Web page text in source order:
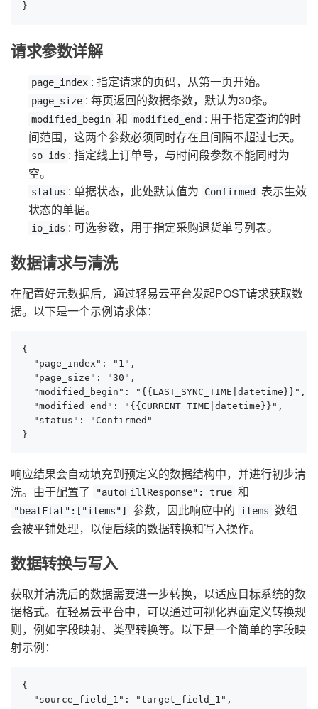
}
请求参数详解
page_index : 指定请求的页码，从第一页开始。
page_size : 每页返回的数据条数，默认为30条。
modified_begin 和 modified_end : 用于指定查询的时
间范围，这两个参数必须同时存在且间隔不超过七天。
so_ids : 指定线上订单号，与时间段参数不能同时为
空。
status : 单据状态，此处默认值为 Confirmed
表示生效
状态的单据。
io_ids : 可选参数，用于指定采购退货单号列表。
数据请求与清洗
在配置好元数据后，通过轻易云平台发起POST请求获取数
据。以下是一个示例请求体：
{
  "page_index": "1",
  "page_size": "30",
  "modified_begin": "{{LAST_SYNC_TIME|datetime}}",
  "modified_end": "{{CURRENT_TIME|datetime}}",
  "status": "Confirmed"
}
响应结果会自动填充到预定义的数据结构中，并进行初步清
洗。由于配置了
"autoFillResponse": true 和
"beatFlat":["items"] 参数，因此响应中的 items 数组
会被平铺处理，以便后续的数据转换和写入操作。
数据转换与写入
获取并清洗后的数据需要进一步转换，以适应目标系统的数
据格式。在轻易云平台中，可以通过可视化界面定义转换规
则，例如字段映射、类型转换等。以下是一个简单的字段映
射示例：
{
  "source_field_1": "target_field_1",